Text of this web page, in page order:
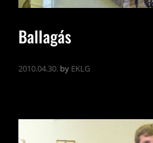
Ballagás
2010.04.30. by EKLG